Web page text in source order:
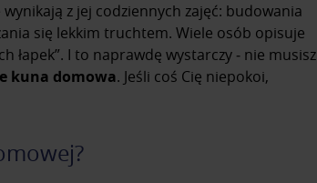
z jej codziennych zajęć: budowania
się lekkim truchtem. Wiele osób opisuje
łapek”. I to naprawdę wystarczy ‒ nie musisz
kuna domowa. Jeśli coś Cię niepokoi,